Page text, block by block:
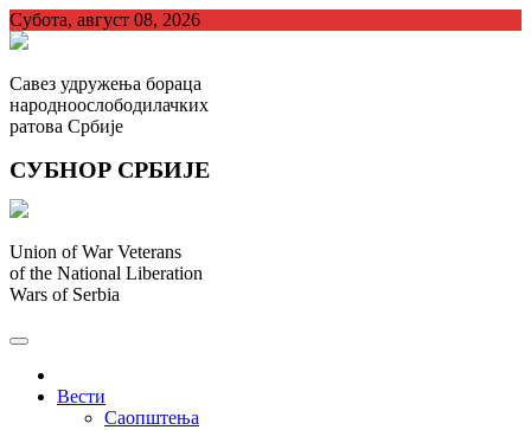
Skip
to
Субота, август 08, 2026
Савез удружења бораца
народноослободилачких
ратова Србије
СУБНОР СРБИЈЕ
Union of War Veterans
of the National Liberation
Wars of Serbia
Вести
Саопштења